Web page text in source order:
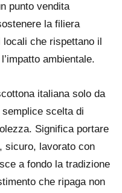
punto vendita
la filiera
che rispettano il
ambientale.
italianasolo da
scelta di
Significa portare
sicuro, lavorato con
a fondo la tradizione
che ripaga non